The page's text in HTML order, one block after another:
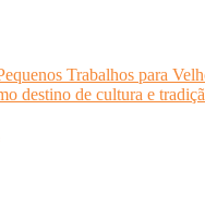
Trabalhos para
destino de cultura e